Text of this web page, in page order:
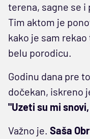
terena, sagne se i
Tim aktom je
kako je sam
belu porodicu.
Godinu dana pre
dočekan, iskreno
"Uzeti su mi
Važno je. Saša